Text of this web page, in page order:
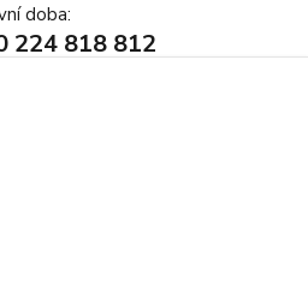
doba:
224 818 812